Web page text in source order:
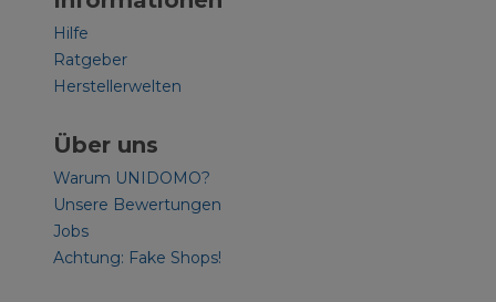
Hilfe
Ratgeber
Herstellerwelten
Über uns
Warum UNIDOMO?
Unsere Bewertungen
Jobs
Achtung: Fake Shops!